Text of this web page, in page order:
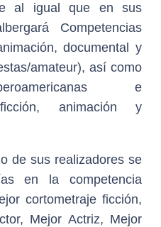
al igual que en sus
Competencias
documental y
amateur), así como
e
animación y
de sus realizadores se
en la competencia
cortometraje ficción,
Mejor Actriz, Mejor